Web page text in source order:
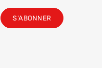
S'ABONNER